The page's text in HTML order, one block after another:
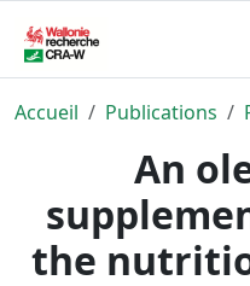
Accueil Publications
An
the